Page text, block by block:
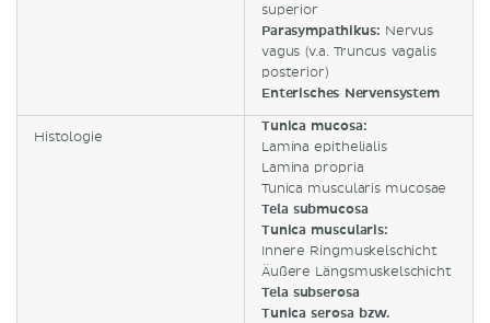
superior
Parasympathikus: Nervus
vagus (v.a. Truncus vagalis
posterior)
Enterisches Nervensystem
Histologie
Tunica mucosa:
Lamina epithelialis
Lamina propria
Tunica muscularis mucosae
Tela submucosa
Tunica muscularis:
Innere Ringmuskelschicht
Äußere Längsmuskelschicht
Tela subserosa
Tunica serosa bzw.